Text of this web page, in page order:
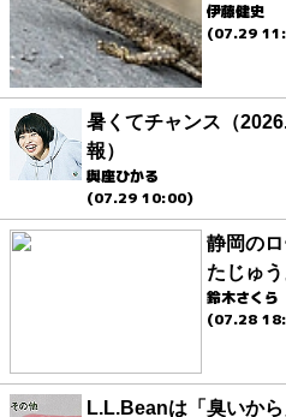
伊藤健史
(07.29
暑くてチャンス（
報）
與座ひかる
(07.29 10:00)
静岡の
たじゅ
鈴木さくら
(07.28
L.L.Beanは「臭いか